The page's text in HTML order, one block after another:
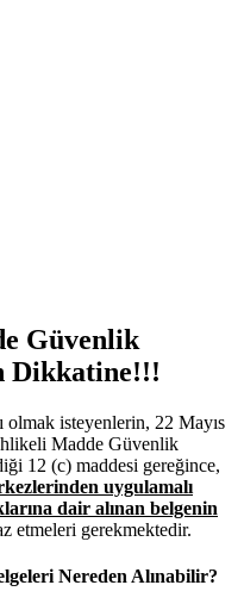
Güvenlik
Dikkatine!!!
isteyenlerin, 22 Mayıs
Madde Güvenlik
12 (c) maddesi gereğince,
uygulamalı
dair alınan belgenin
etmeleri gerekmektedir.
Nereden Alınabilir?